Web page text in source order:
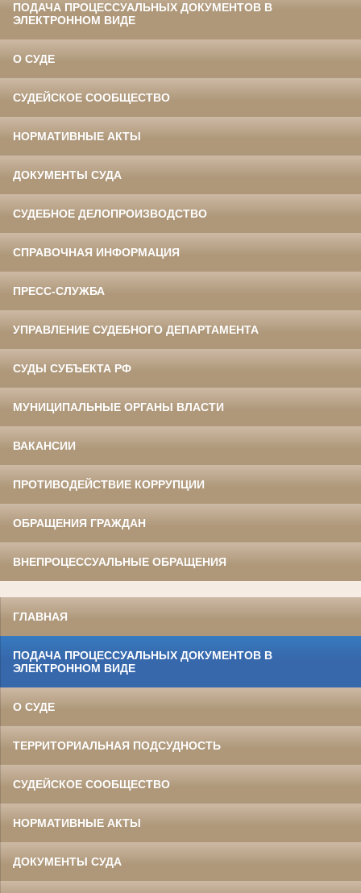
ПОДАЧА ПРОЦЕССУАЛЬНЫХ ДОКУМЕНТОВ В
ЭЛЕКТРОННОМ ВИДЕ
О СУДЕ
СУДЕЙСКОЕ СООБЩЕСТВО
НОРМАТИВНЫЕ АКТЫ
ДОКУМЕНТЫ СУДА
СУДЕБНОЕ ДЕЛОПРОИЗВОДСТВО
СПРАВОЧНАЯ ИНФОРМАЦИЯ
ПРЕСС-СЛУЖБА
УПРАВЛЕНИЕ СУДЕБНОГО ДЕПАРТАМЕНТА
СУДЫ СУБЪЕКТА РФ
МУНИЦИПАЛЬНЫЕ ОРГАНЫ ВЛАСТИ
ВАКАНСИИ
ПРОТИВОДЕЙСТВИЕ КОРРУПЦИИ
ОБРАЩЕНИЯ ГРАЖДАН
ВНЕПРОЦЕССУАЛЬНЫЕ ОБРАЩЕНИЯ
ГЛАВНАЯ
ПОДАЧА ПРОЦЕССУАЛЬНЫХ ДОКУМЕНТОВ В
ЭЛЕКТРОННОМ ВИДЕ
О СУДЕ
ТЕРРИТОРИАЛЬНАЯ ПОДСУДНОСТЬ
СУДЕЙСКОЕ СООБЩЕСТВО
НОРМАТИВНЫЕ АКТЫ
ДОКУМЕНТЫ СУДА